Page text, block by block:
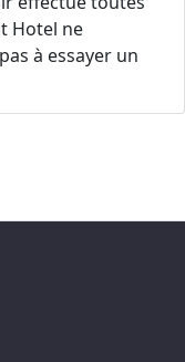
Hotel ne
à essayer un